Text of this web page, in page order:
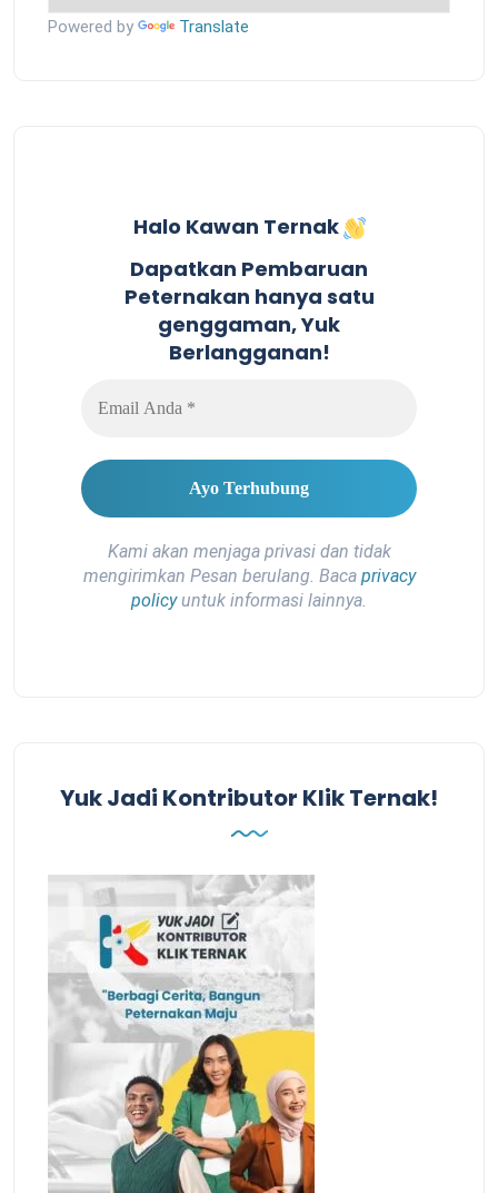
Powered by Translate
Halo Kawan Ternak
Dapatkan Pembaruan
Peternakan hanya satu
genggaman, Yuk
Berlangganan!
Kami akan menjaga privasi dan tidak
mengirimkan Pesan berulang. Baca privacy
policyuntuk informasi lainnya.
Yuk Jadi Kontributor Klik Ternak!